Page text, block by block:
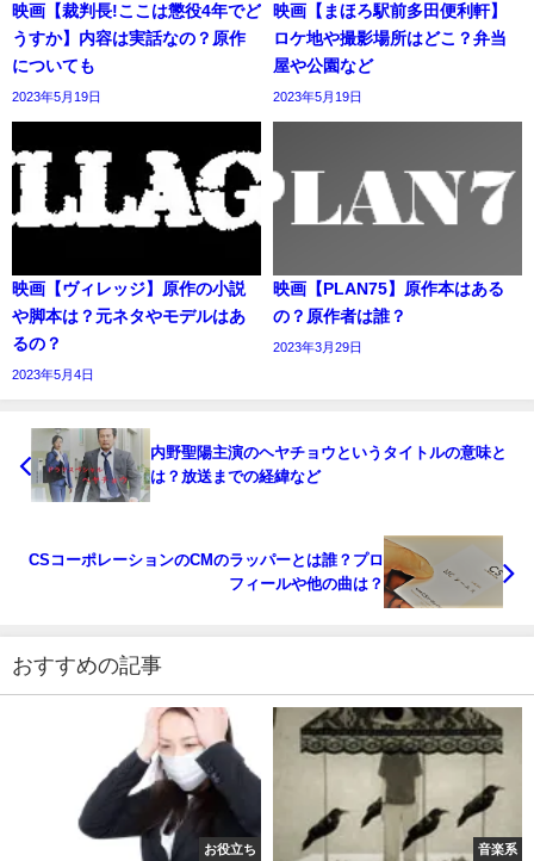
映画【裁判長!ここは懲役4年でど
うすか】内容は実話なの？原作
についても
2023年5月19日
映画【まほろ駅前多田便利軒】
ロケ地や撮影場所はどこ？弁当
屋や公園など
2023年5月19日
映画【ヴィレッジ】原作の小説
や脚本は？元ネタやモデルはあ
るの？
2023年5月4日
映画【PLAN75】原作本はある
の？原作者は誰？
2023年3月29日
内野聖陽主演のヘヤチョウというタイトルの意味と
は？放送までの経緯など
CSコーポレーションのCMのラッパーとは誰？プロ
フィールや他の曲は？
おすすめの記事
お役立ち 音楽系